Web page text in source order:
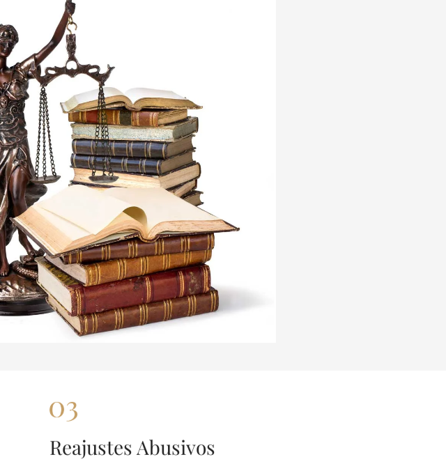
Reajustes Abusivos
Reajustes Abusivos